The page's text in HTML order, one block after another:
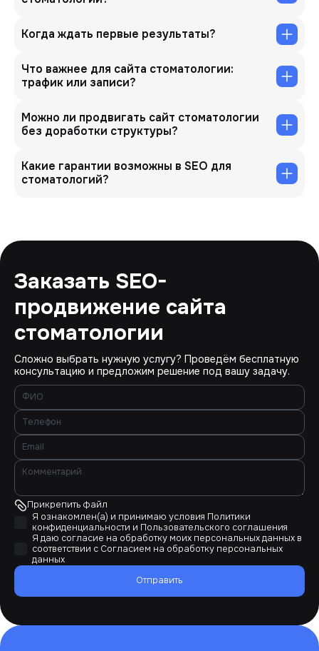
Когда ждать первые результаты?
Что важнее для сайта стоматологии:
трафик или записи?
Можно ли продвигать сайт стоматологии
без доработки структуры?
Какие гарантии возможны в SEO для
стоматологий?
Заказать SEO-
продвижение сайта
стоматологии
Сложно выбрать нужную услугу? Проведём бесплатную
консультацию и предложим решение под вашу задачу.
Прикрепить файл
Я ознакомлен(а) и принимаю условия Политики
конфиденциальности и Пользовательского соглашения
Я даю согласие на обработку моих персональных данных в
соответствии с Согласием на обработку персональных
данных
Отправить